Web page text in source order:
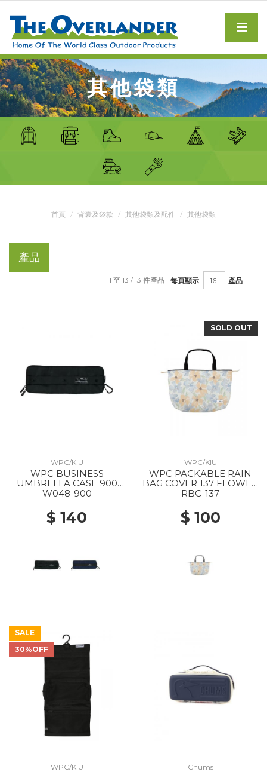
其他袋類
首頁 背囊及袋款 其他袋類及配件 其他袋類
產品
每頁顯示 產品
1 至 13 / 13 件產品
WPC/KIU
WPC BUSINESS
UMBRELLA CASE 900
BLACK
W048-900
$ 140
SOLD OUT
WPC/KIU
WPC PACKABLE RAIN
BAG COVER 137 FLOWER
WALL ORANGE
RBC-137
$ 100
SALE
30%OFF
WPC/KIU Chums